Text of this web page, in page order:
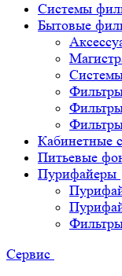
Системы
Бытовые
Кабинетные
Питьевые
Пурифайеры
Сервис